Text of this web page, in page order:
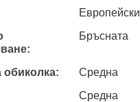
Европейски
Бръсната
обиколка:
Среднa
Среднa